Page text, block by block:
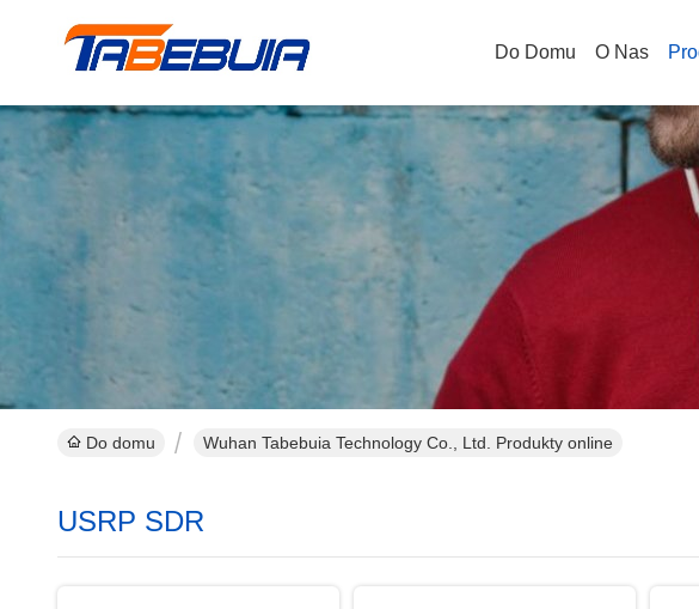
Do Domu O Nas
Do domu Wuhan Tabebuia Technology Co., Ltd. Produkty online
USRP SDR